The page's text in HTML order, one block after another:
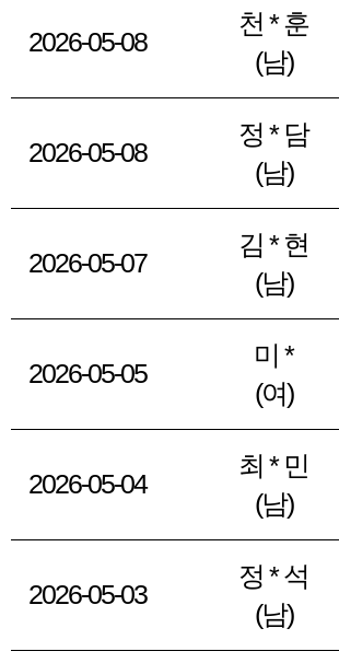
2026-05-08
천 * 훈
(남)
2026-05-08
정 * 담
(남)
2026-05-07
김 * 현
(남)
2026-05-05
미 *
(여)
2026-05-04
최 * 민
(남)
2026-05-03
정 * 석
(남)